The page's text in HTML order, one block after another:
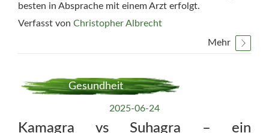
besten in Absprache mit einem Arzt erfolgt.
Verfasst von Christopher Albrecht
Mehr
Gesundheit
2025-06-24
Kamagra vs Suhagra – ein